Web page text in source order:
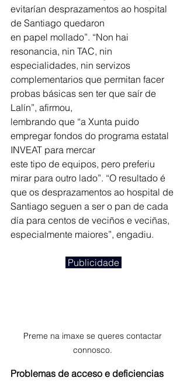
evitarían desprazamentos ao hospital
de Santiago quedaron
en papel mollado”. “Non hai
resonancia, nin TAC, nin
especialidades, nin servizos
complementarios que permitan facer
probas básicas sen ter que saír de
Lalín”, afirmou,
lembrando que “a Xunta puido
empregar fondos do programa estatal
INVEAT para mercar
este tipo de equipos, pero preferiu
mirar para outro lado”. “O resultado é
que os desprazamentos ao hospital de
Santiago seguen a ser o pan de cada
día para centos de veciños e veciñas,
especialmente maiores”, engadiu.
Publicidade
Preme na imaxe se queres contactar
connosco.
Problemas de acceso e deficiencias